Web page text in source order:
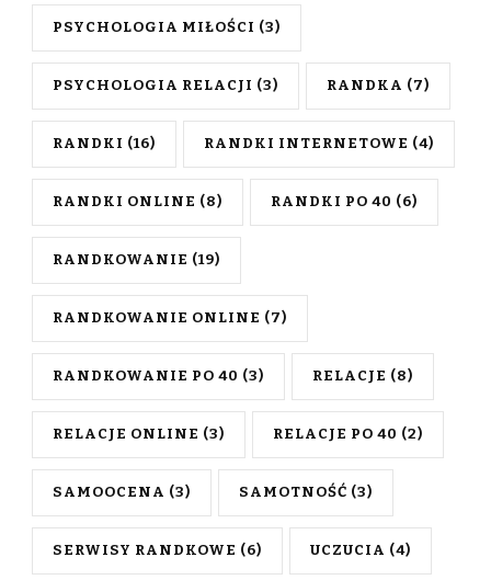
PSYCHOLOGIA MIŁOŚCI (3)
PSYCHOLOGIA RELACJI (3) RANDKA (7)
RANDKI (16) RANDKI INTERNETOWE (4)
RANDKI ONLINE (8) RANDKI PO 40 (6)
RANDKOWANIE (19)
RANDKOWANIE ONLINE (7)
RANDKOWANIE PO 40 (3) RELACJE (8)
RELACJE ONLINE (3) RELACJE PO 40 (2)
SAMOOCENA (3) SAMOTNOŚĆ (3)
SERWISY RANDKOWE (6) UCZUCIA (4)